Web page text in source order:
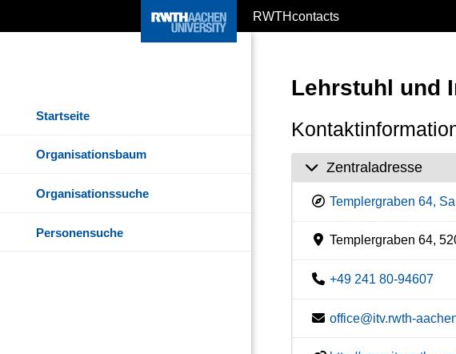
RWTHcontacts
Startseite
Organisationsbaum
Organisationssuche
Personensuche
Lehrstuhl und
Zentraladresse
Templergraben 64,
Templergraben 64,
+49 241 80-94607
office@itv.rwth-